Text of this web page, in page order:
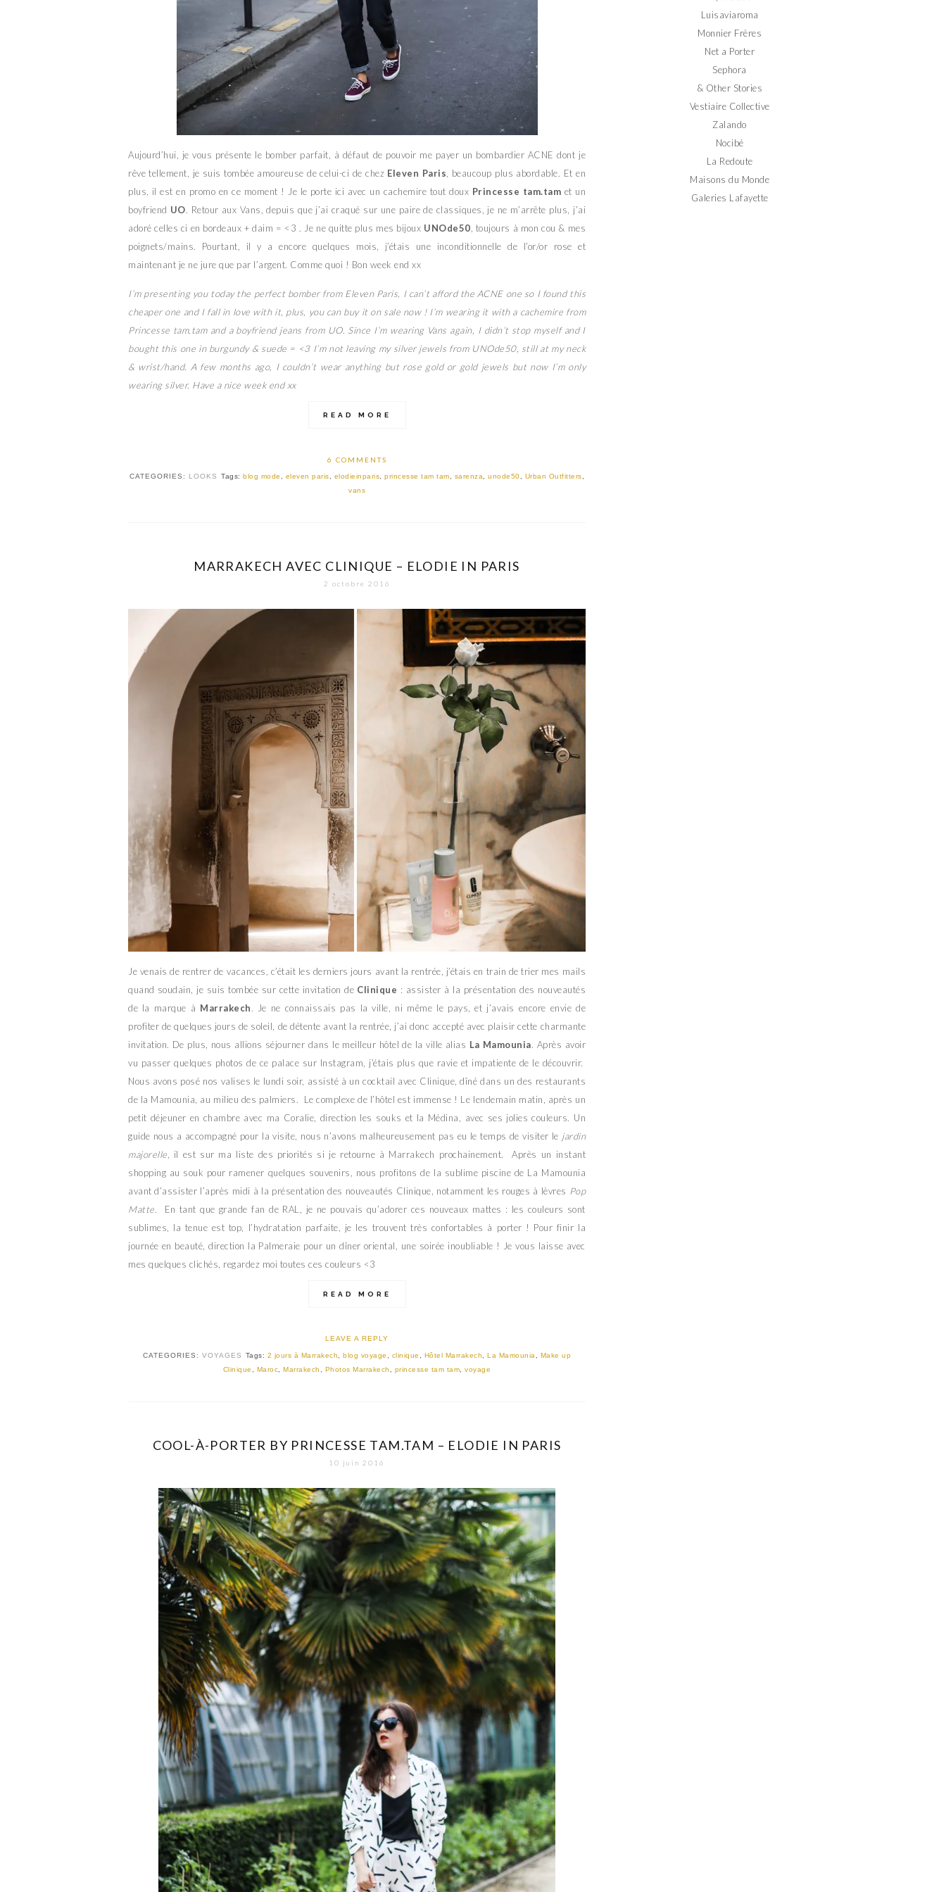
Aujourd’hui, je vous présente le bomber parfait, à défaut de pouvoir me payer un bombardier ACNE dont je
rêve tellement, je suis tombée amoureuse de celui-ci de chez Eleven Paris , beaucoup plus abordable. Et en
plus, il est en promo en ce moment ! Je le porte ici avec un cachemire tout doux Princesse tam.tam et un
boyfriend UO. Retour aux Vans, depuis que j’ai craqué sur une paire de classiques, je ne m’arrête plus, j’ai
adoré celles ci en bordeaux + daim = <3 . Je ne quitte plus mes bijoux UNOde50 , toujours à mon cou & mes
poignets/mains. Pourtant, il y a encore quelques mois, j’étais une inconditionnelle de l’or/or rose et
maintenant je ne jure que par l’argent. Comme quoi ! Bon week end xx
I’m presenting you today the perfect bomber from Eleven Paris, I can’t afford the ACNE one so I found this
cheaper one and I fall in love with it, plus, you can buy it on sale now ! I’m wearing it with a cachemire from
Princesse tam.tam and a boyfriend jeans from UO. Since I’m wearing Vans again, I didn’t stop myself and I
bought this one in burgundy & suede = <3 I’m not leaving my silver jewels from UNOde50, still at my neck
& wrist/hand. A few months ago, I couldn’t wear anything but rose gold or gold jewels but now I’m only
wearing silver. Have a nice week end xx
READ MORE
6 COMMENTS
CATEGORIES: LOOKS Tags: blog mode eleven paris elodieinparis princesse tam tam sarenza unode50 Urban Outfitters
vans
MARRAKECH AVEC CLINIQUE – ELODIE IN PARIS
2 octobre 2016
Je venais de rentrer de vacances, c’était les derniers jours avant la rentrée, j’étais en train de trier mes mails
quand soudain, je suis tombée sur cette invitation de Clinique : assister à la présentation des nouveautés
de la marque à Marrakech. Je ne connaissais pas la ville, ni même le pays, et j’avais encore envie de
profiter de quelques jours de soleil, de détente avant la rentrée, j’ai donc accepté avec plaisir cette charmante
invitation. De plus, nous allions séjourner dans le meilleur hôtel de la ville alias La Mamounia. Après avoir
vu passer quelques photos de ce palace sur Instagram, j’étais plus que ravie et impatiente de le découvrir.
Nous avons posé nos valises le lundi soir, assisté à un cocktail avec Clinique, dîné dans un des restaurants
de la Mamounia, au milieu des palmiers. Le complexe de l’hôtel est immense ! Le lendemain matin, après un
petit déjeuner en chambre avec ma Coralie, direction les souks et la Médina, avec ses jolies couleurs. Un
guide nous a accompagné pour la visite, nous n’avons malheureusement pas eu le temps de visiter le jardin
majorelle , il est sur ma liste des priorités si je retourne à Marrakech prochainement. Après un instant
shopping au souk pour ramener quelques souvenirs, nous profitons de la sublime piscine de La Mamounia
avant d’assister l’après midi à la présentation des nouveautés Clinique, notamment les rouges à lèvres Pop
Matte. En tant que grande fan de RAL, je ne pouvais qu’adorer ces nouveaux mattes : les couleurs sont
sublimes, la tenue est top, l’hydratation parfaite, je les trouvent très confortables à porter ! Pour finir la
journée en beauté, direction la Palmeraie pour un dîner oriental, une soirée inoubliable ! Je vous laisse avec
mes quelques clichés, regardez moi toutes ces couleurs <3
READ MORE
LEAVE A REPLY
CATEGORIES: VOYAGES Tags: 2 jours à Marrakech ,blog voyage clinique Hôtel Marrakech ,La Mamounia
Make up
Clinique
Maroc ,Marrakech Photos Marrakech princesse tam tam ,voyage
COOL-À-PORTER BY PRINCESSE TAM.TAM – ELODIE IN PARIS
10 juin 2016
Luisaviaroma
Monnier Frères
Net a Porter
Sephora
& Other Stories
Vestiaire Collective
Zalando
Nocibé
La Redoute
Maisons du Monde
Galeries Lafayette